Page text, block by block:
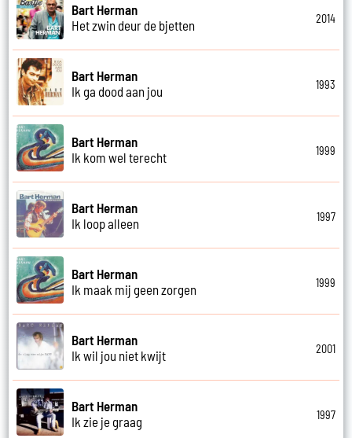
Bart Herman
Het zwin deur de bjetten
2014
Bart Herman
Ik ga dood aan jou
1993
Bart Herman
Ik kom wel terecht
1999
Bart Herman
Ik loop alleen
1997
Bart Herman
Ik maak mij geen zorgen
1999
Bart Herman
Ik wil jou niet kwijt
2001
Bart Herman
Ik zie je graag
1997